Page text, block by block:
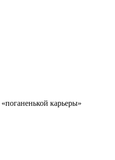
карьеры»